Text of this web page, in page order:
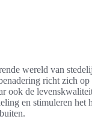
wereld van
richt zich
ook de
en stimuleren het